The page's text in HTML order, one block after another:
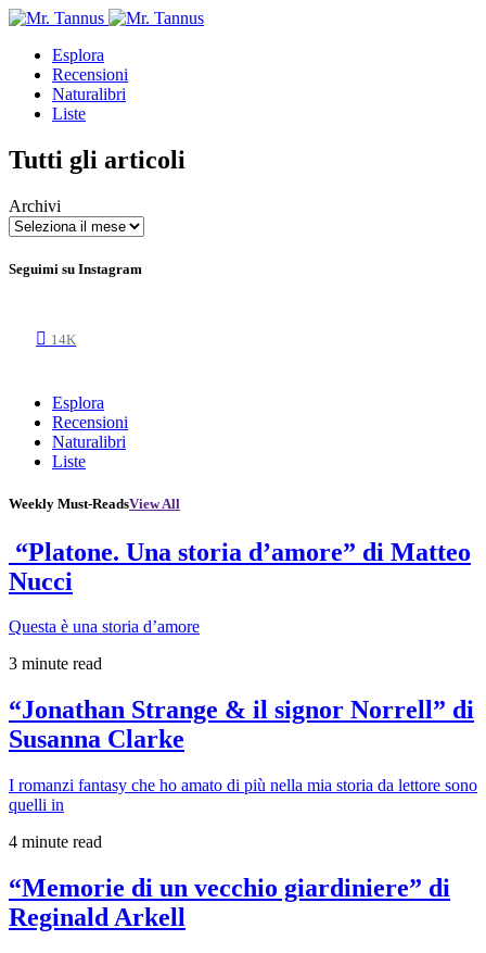
Esplora
Recensioni
Naturalibri
Liste
Tutti gli articoli
Archivi
Seguimi su Instagram
14K
Esplora
Recensioni
Naturalibri
Liste
Weekly Must-ReadsView All
“Platone. Una storia d’amore” di Matteo
Nucci
Questa è una storia d’amore
3 minute read
“Jonathan Strange & il signor Norrell” di
Susanna Clarke
I romanzi fantasy che ho amato di più nella mia storia da lettore sono
quelli in
4 minute read
“Memorie di un vecchio giardiniere” di
Reginald Arkell